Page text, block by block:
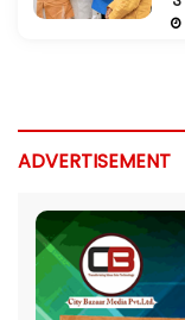
ADVERTISEMENT